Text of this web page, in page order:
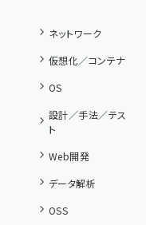
ネットワーク
仮想化／コンテナ
OS
設計／手法／テス
ト
Web開発
データ解析
OSS